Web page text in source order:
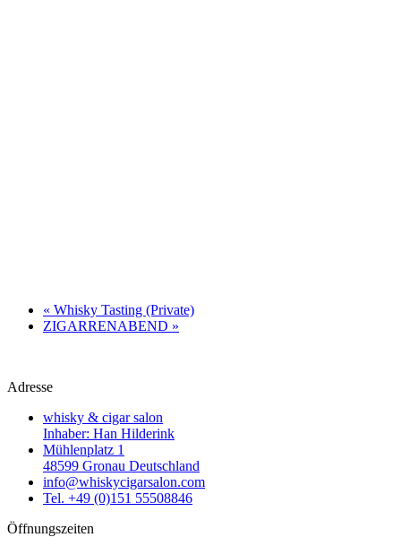
« Whisky Tasting (Private)
ZIGARRENABEND »
Adresse
whisky & cigar salon
Inhaber: Han Hilderink
Mühlenplatz 1
48599 Gronau Deutschland
info@whiskycigarsalon.com
Tel. +49 (0)151 55508846
Öffnungszeiten